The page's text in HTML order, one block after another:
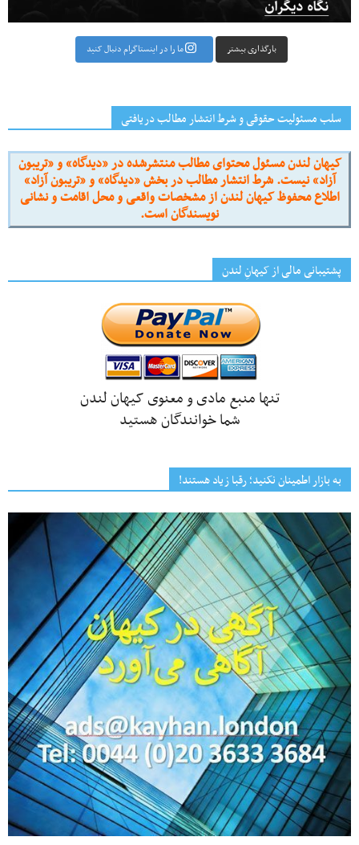
بارگذاری بیشتر ما را در اینستاگرام دنبال کنید
سلب مسئولیت حقوقی و شرط انتشار مطالب دریافتی
کیهان لندن مسئول محتوای مطالب منتشرشده در «دیدگاه» و «تریبون
آزاد» نیست. شرط انتشار مطالب در بخش «دیدگاه» و «تریبون آزاد»
اطلاع محفوظ کیهان لندن از مشخصات واقعی و محل اقامت و نشانی
نویسندگان است.
پشتیبانی مالی از کیهانِ لندن
تنها منبع مادی و معنوی کیهان لندن
شما خوانندگان هستید
به بازار اطمینان نکنید؛ رقبا زیاد هستند!